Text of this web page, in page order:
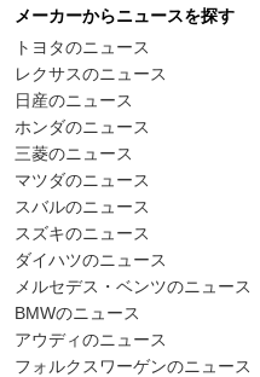
メーカーからニュースを探す
トヨタのニュース
レクサスのニュース
日産のニュース
ホンダのニュース
三菱のニュース
マツダのニュース
スバルのニュース
スズキのニュース
ダイハツのニュース
メルセデス・ベンツのニュース
BMWのニュース
アウディのニュース
フォルクスワーゲンのニュース